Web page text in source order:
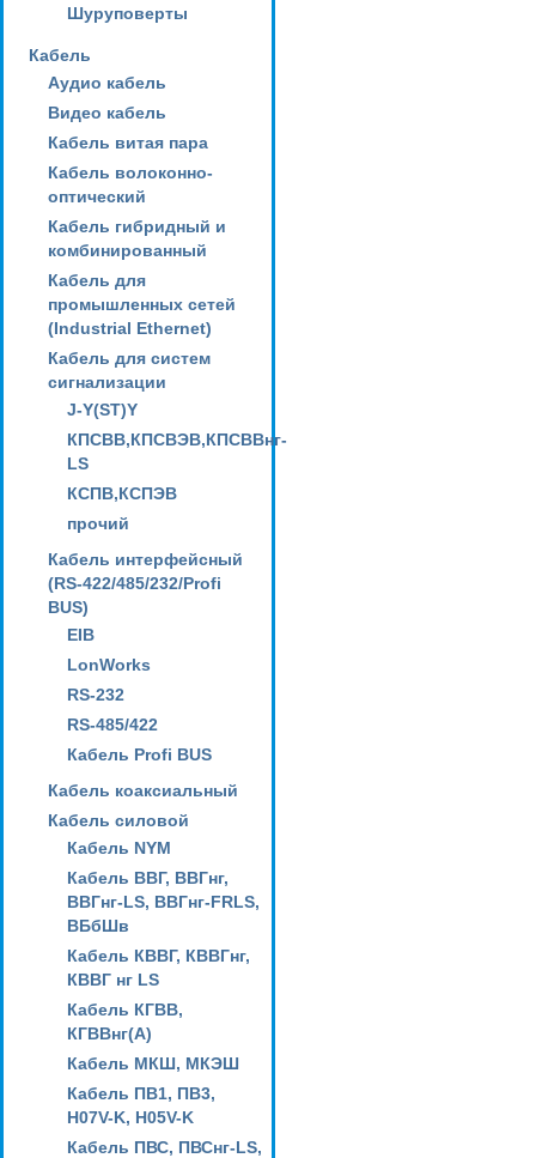
Шуруповерты
Кабель
Аудио кабель
Видео кабель
Кабель витая пара
Кабель волоконно-
оптический
Кабель гибридный и
комбинированный
Кабель для
промышленных сетей
(Industrial Ethernet)
Кабель для систем
сигнализации
J-Y(ST)Y
КПСВВ,КПСВЭВ,КПСВВнг-
LS
КСПВ,КСПЭВ
прочий
Кабель интерфейсный
(RS-422/485/232/Profi
BUS)
EIB
LonWorks
RS-232
RS-485/422
Кабель Profi BUS
Кабель коаксиальный
Кабель силовой
Кабель NYM
Кабель ВВГ, ВВГнг,
ВВГнг-LS, ВВГнг-FRLS,
ВБбШв
Кабель КВВГ, КВВГнг,
КВВГ нг LS
Кабель КГВВ,
КГВВнг(А)
Кабель МКШ, МКЭШ
Кабель ПВ1, ПВ3,
H07V-K, H05V-K
Кабель ПВС, ПВСнг-LS,